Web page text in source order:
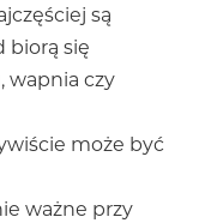
są
biorą się
wapnia czy
może być
ważne przy